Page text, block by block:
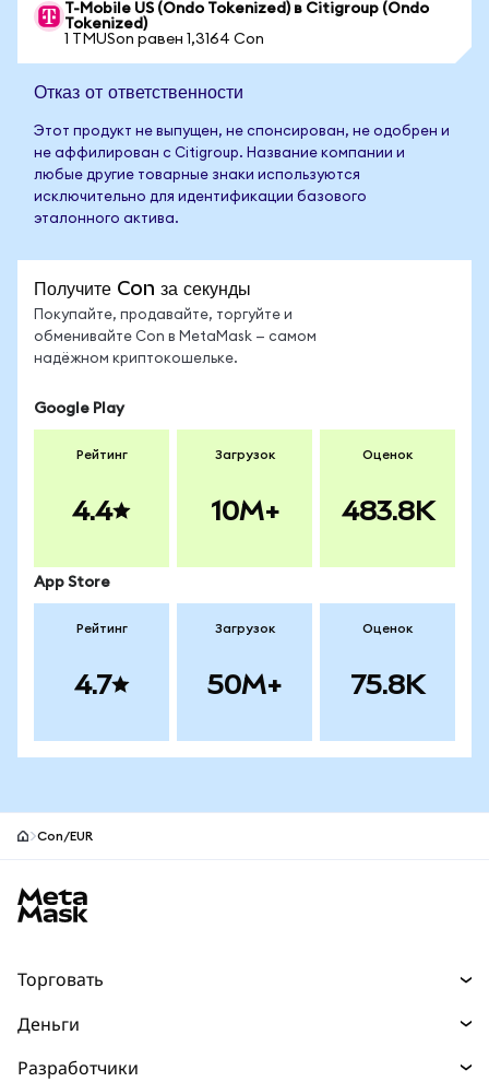
T-Mobile US (Ondo Tokenized) в Citigroup (Ondo
Tokenized)
1 TMUSon равен 1,3164 Con
Отказ от ответственности
Этот продукт не выпущен, не спонсирован, не одобрен и
не аффилирован с Citigroup. Название компании и
любые другие товарные знаки используются
исключительно для идентификации базового
эталонного актива.
Получите Con за секунды
Покупайте, продавайте, торгуйте и
обменивайте Con в MetaMask — самом
надёжном криптокошельке.
Google Play
Рейтинг
4.4
Загрузок
10M+
Оценок
483.8K
App Store
Рейтинг
4.7
Загрузок
50M+
Оценок
75.8K
Con/EUR
Торговать
Деньги
Разработчики